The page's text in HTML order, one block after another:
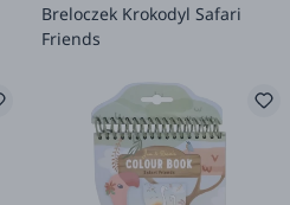
Breloczek Krokodyl Safari
Friends